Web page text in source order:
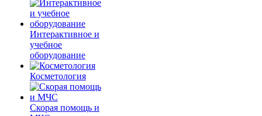
Интерактивное и
учебное
оборудование
Косметология
Скорая помощь и